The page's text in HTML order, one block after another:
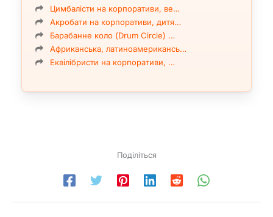
Цимбалісти на корпоративи, ве…
Акробати на корпоративи, дитя…
Барабанне коло (Drum Circle) …
Африканська, латиноамерикансь…
Еквілібристи на корпоративи, …
Поділіться